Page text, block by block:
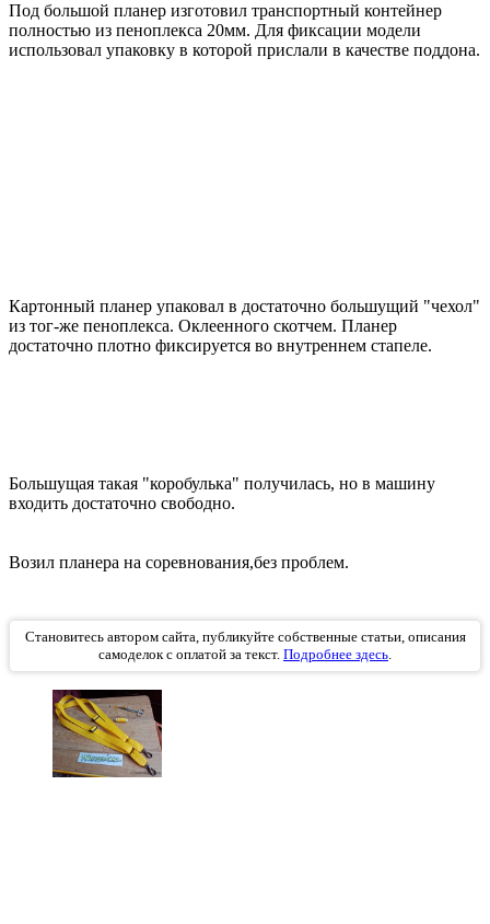
Под большой планер изготовил транспортный контейнер
полностью из пеноплекса 20мм. Для фиксации модели
использовал упаковку в которой прислали в качестве поддона.
Картонный планер упаковал в достаточно большущий "чехол"
из тог-же пеноплекса. Оклеенного скотчем. Планер
достаточно плотно фиксируется во внутреннем стапеле.
Большущая такая "коробулька" получилась, но в машину
входить достаточно свободно.
Возил планера на соревнования,без проблем.
Становитесь автором сайта, публикуйте собственные статьи, описания
самоделок с оплатой за текст. Подробнее здесь.